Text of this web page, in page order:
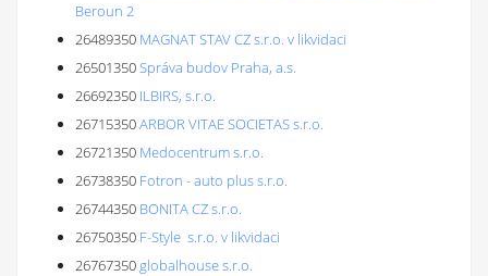
Beroun 2
26489350 MAGNAT STAV CZ s.r.o. v likvidaci
26501350Správa budov Praha, a.s.
26692350 ILBIRS, s.r.o.
26715350ARBOR VITAE SOCIETAS s.r.o.
26721350 Medocentrum s.r.o.
26738350 Fotron - auto plus s.r.o.
26744350 BONITA CZ s.r.o.
26750350 F-Style s.r.o. v likvidaci
26767350globalhouse s.r.o.